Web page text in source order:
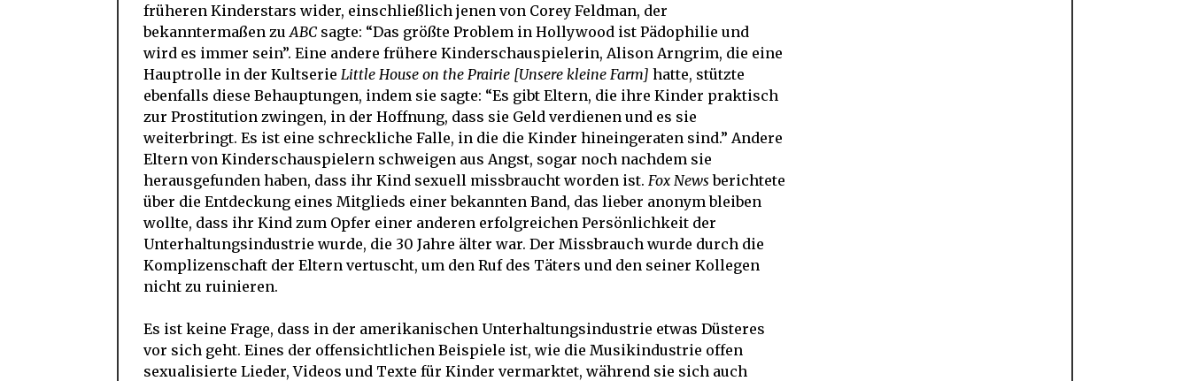
früheren Kinderstars wider, einschließlich jenen von Corey Feldman, der
bekanntermaßen zu ABC sagte: “Das größte Problem in Hollywood ist Pädophilie und
wird es immer sein”. Eine andere frühere Kinderschauspielerin, Alison Arngrim, die eine
Hauptrolle in der Kultserie Little House on the Prairie [Unsere kleine Farm] hatte, stützte
ebenfalls diese Behauptungen, indem sie sagte: “Es gibt Eltern, die ihre Kinder praktisch
zur Prostitution zwingen, in der Hoffnung, dass sie Geld verdienen und es sie
weiterbringt. Es ist eine schreckliche Falle, in die die Kinder hineingeraten sind.” Andere
Eltern von Kinderschauspielern schweigen aus Angst, sogar noch nachdem sie
herausgefunden haben, dass ihr Kind sexuell missbraucht worden ist. Fox News berichtete
über die Entdeckung eines Mitglieds einer bekannten Band, das lieber anonym bleiben
wollte, dass ihr Kind zum Opfer einer anderen erfolgreichen Persönlichkeit der
Unterhaltungsindustrie wurde, die 30 Jahre älter war. Der Missbrauch wurde durch die
Komplizenschaft der Eltern vertuscht, um den Ruf des Täters und den seiner Kollegen
nicht zu ruinieren.
Es ist keine Frage, dass in der amerikanischen Unterhaltungsindustrie etwas Düsteres
vor sich geht. Eines der offensichtlichen Beispiele ist, wie die Musikindustrie offen
sexualisierte Lieder, Videos und Texte für Kinder vermarktet, während sie sich auch